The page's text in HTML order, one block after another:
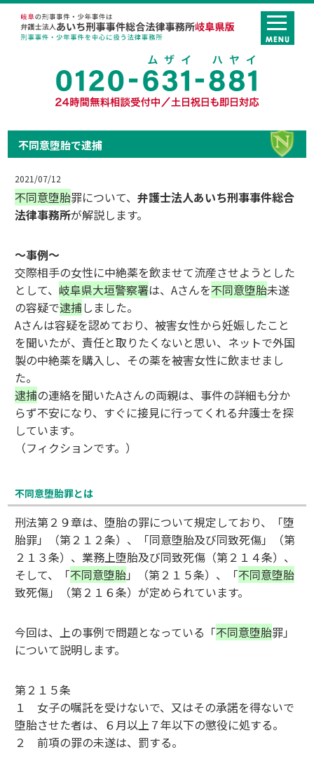
不同意堕胎で逮捕
2021/07/12
不同意堕胎罪について、弁護士法人あいち刑事事件総合
法律事務所が解説します。
～事例～
交際相手の女性に中絶薬を飲ませて流産させようとした
として、 岐阜県大垣警察署は、Aさんを不同意堕胎未遂
の容疑で逮捕しました。
Aさんは容疑を認めており、被害女性から妊娠したこと
を聞いたが、責任と取りたくないと思い、ネットで外国
製の中絶薬を購入し、その薬を被害女性に飲ませまし
た。
逮捕の連絡を聞いたAさんの両親は、事件の詳細も分か
らず不安になり、すぐに接見に行ってくれる弁護士を探
しています。
（フィクションです。）
不同意堕胎罪とは
刑法第２９章は、堕胎の罪について規定しており、「堕
胎罪」（第２１２条）、「同意堕胎及び同致死傷」（第
２１３条）、業務上堕胎及び同致死傷（第２１４条）、
そして、「不同意堕胎」（第２１５条）、「不同意堕胎
致死傷」（第２１６条）が定められています。
今回は、上の事例で問題となっている「不同意堕胎罪」
について説明します。
第２１５条
１ 女子の嘱託を受けないで、又はその承諾を得ないで
堕胎させた者は、６月以上７年以下の懲役に処する。
２ 前項の罪の未遂は、罰する。